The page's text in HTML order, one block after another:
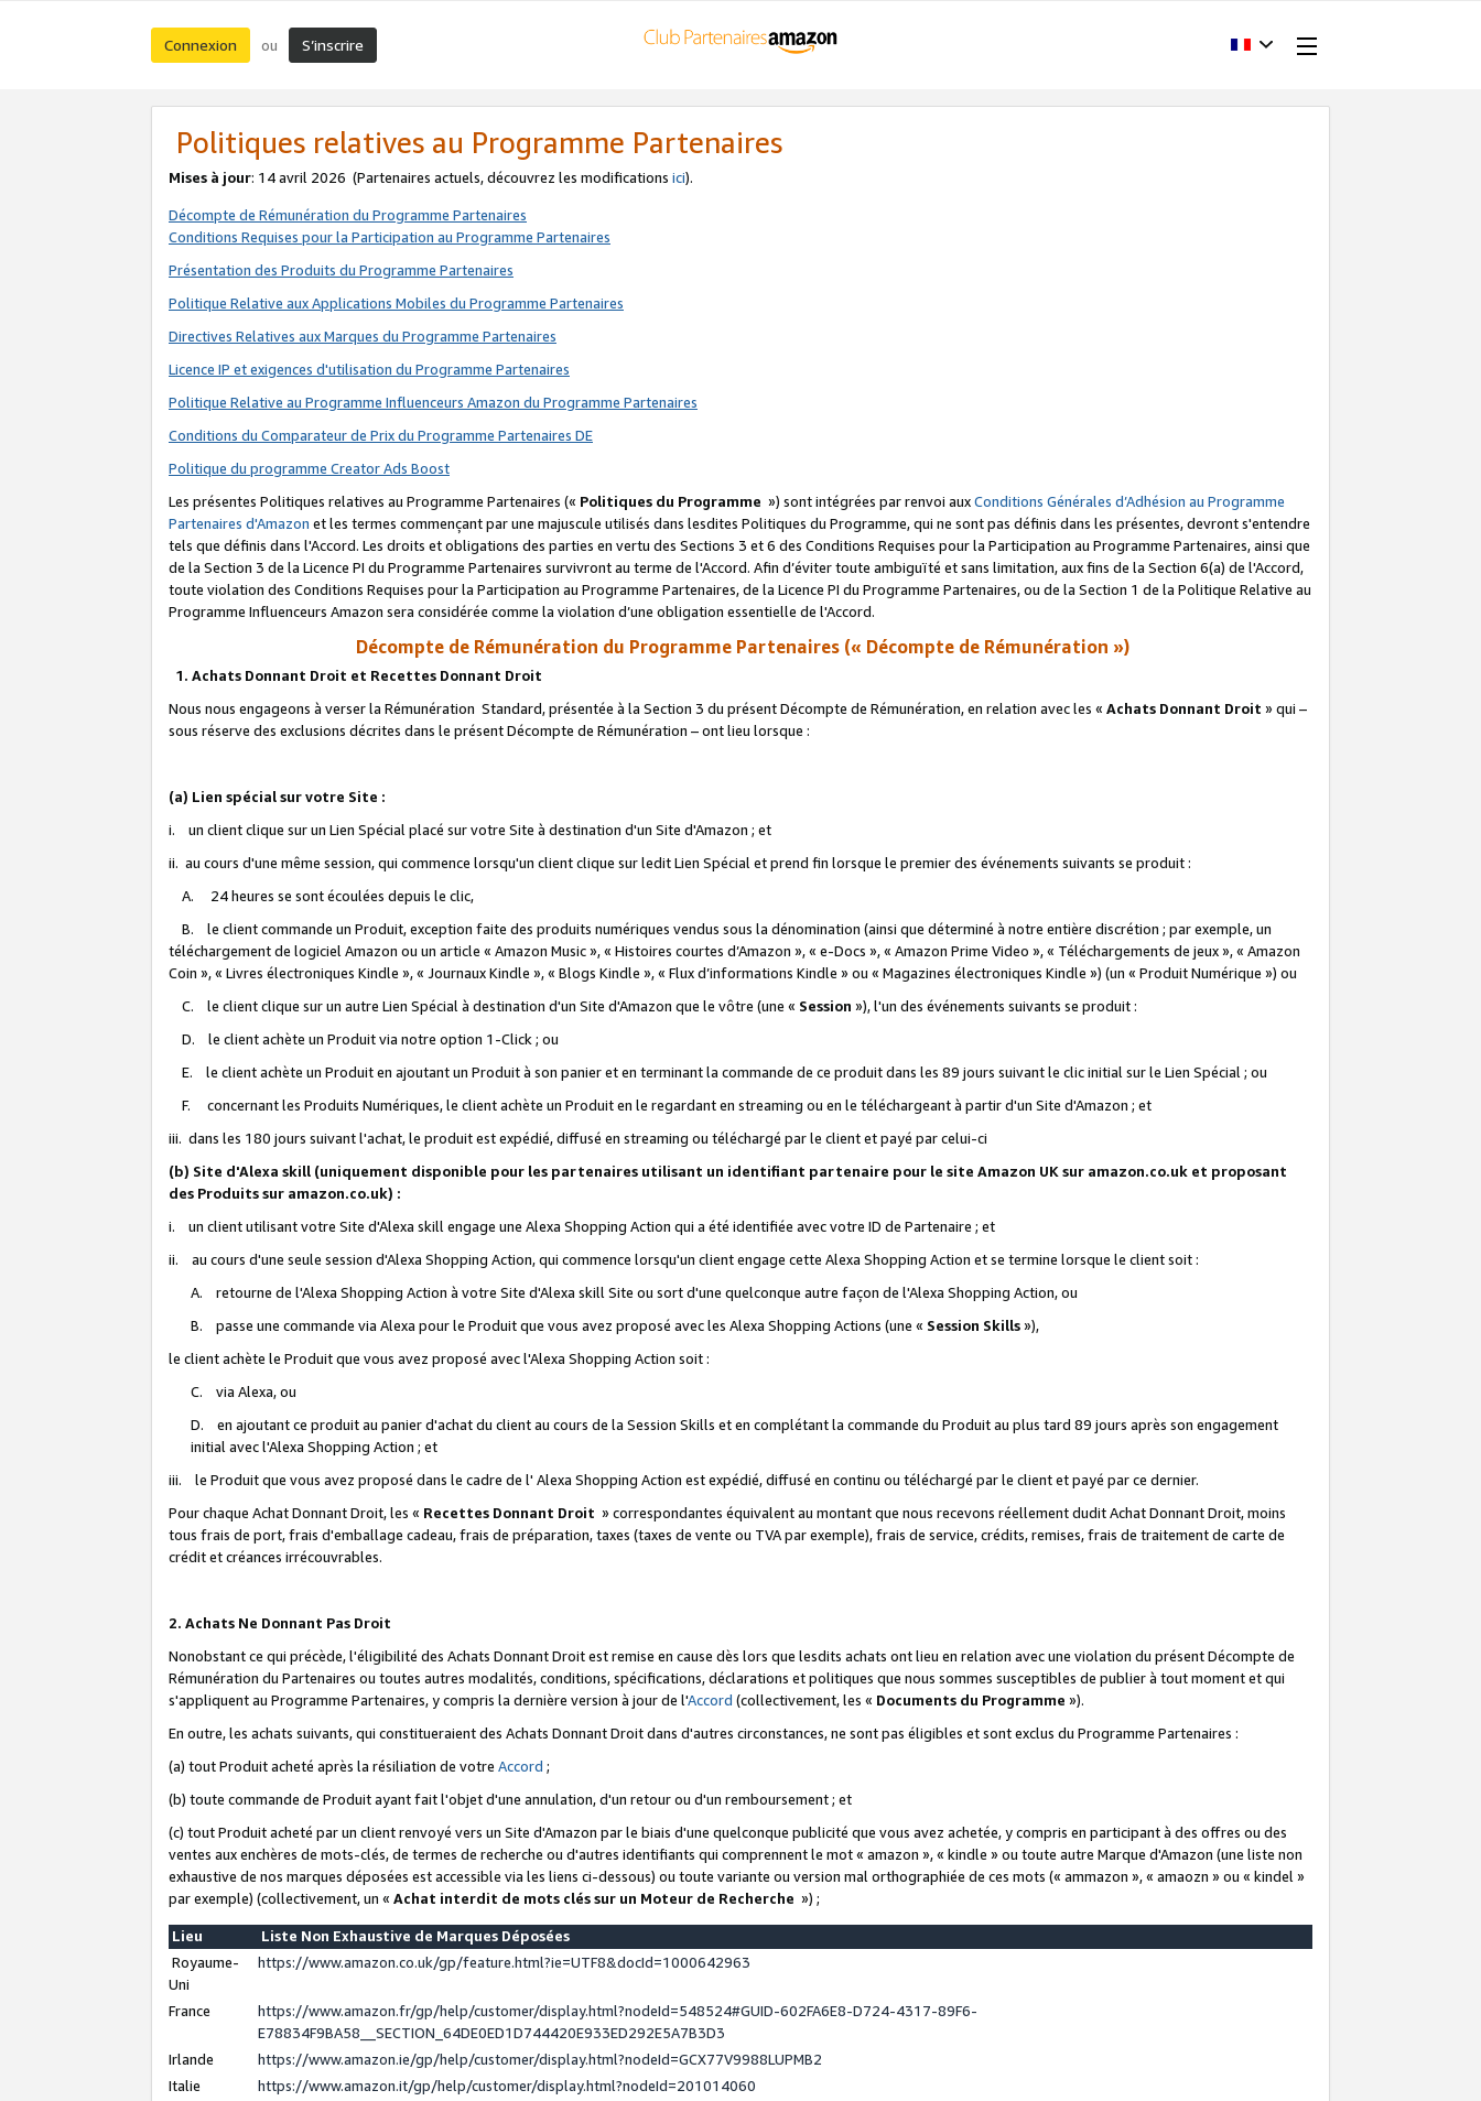
Connexion ou S’inscrire
Politiques relatives au Programme Partenaires
Mises à jour: 14 avril 2026 (Partenaires actuels, découvrez les modifications ici).
Décompte de Rémunération du Programme Partenaires
Conditions Requises pour la Participation au Programme Partenaires
Présentation des Produits du Programme Partenaires
Politique Relative aux Applications Mobiles du Programme Partenaires
Directives Relatives aux Marques du Programme Partenaires
Licence IP et exigences d'utilisation du Programme Partenaires
Politique Relative au Programme Influenceurs Amazon du Programme Partenaires
Conditions du Comparateur de Prix du Programme Partenaires DE
Politique du programme Creator Ads Boost
Les présentes Politiques relatives au Programme Partenaires (« Politiques du Programme ») sont intégrées par renvoi auxConditions Générales d’Adhésion au Programme
Partenaires d'Amazon et les termes commençant par une majuscule utilisés dans lesdites Politiques du Programme, qui ne sont pas définis dans les présentes, devront s'entendre
tels que définis dans l'Accord. Les droits et obligations des parties en vertu des Sections 3 et 6 des Conditions Requises pour la Participation au Programme Partenaires, ainsi que
de la Section 3 de la Licence PI du Programme Partenaires survivront au terme de l'Accord. Afin d’éviter toute ambiguïté et sans limitation, aux fins de la Section 6(a) de l'Accord,
toute violation des Conditions Requises pour la Participation au Programme Partenaires, de la Licence PI du Programme Partenaires, ou de la Section 1 de la Politique Relative au
Programme Influenceurs Amazon sera considérée comme la violation d’une obligation essentielle de l'Accord.
Décompte de Rémunération du Programme Partenaires (« Décompte de Rémunération »)
1. Achats Donnant Droit et Recettes Donnant Droit
Nous nous engageons à verser la Rémunération Standard, présentée à la Section 3 du présent Décompte de Rémunération, en relation avec les « Achats Donnant Droit » qui –
sous réserve des exclusions décrites dans le présent Décompte de Rémunération – ont lieu lorsque :
(a) Lien spécial sur votre Site :
i. un client clique sur un Lien Spécial placé sur votre Site à destination d'un Site d'Amazon ; et
ii. au cours d'une même session, qui commence lorsqu'un client clique sur ledit Lien Spécial et prend fin lorsque le premier des événements suivants se produit :
A. 24 heures se sont écoulées depuis le clic,
B. le client commande un Produit, exception faite des produits numériques vendus sous la dénomination (ainsi que déterminé à notre entière discrétion ; par exemple, un
téléchargement de logiciel Amazon ou un article « Amazon Music », « Histoires courtes d’Amazon », « e-Docs », « Amazon Prime Video », « Téléchargements de jeux », « Amazon
Coin », « Livres électroniques Kindle », « Journaux Kindle », « Blogs Kindle », « Flux d’informations Kindle » ou « Magazines électroniques Kindle ») (un « Produit Numérique ») ou
C. le client clique sur un autre Lien Spécial à destination d'un Site d'Amazon que le vôtre (une « Session »), l'un des événements suivants se produit :
D. le client achète un Produit via notre option 1-Click ; ou
E. le client achète un Produit en ajoutant un Produit à son panier et en terminant la commande de ce produit dans les 89 jours suivant le clic initial sur le Lien Spécial ; ou
F. concernant les Produits Numériques, le client achète un Produit en le regardant en streaming ou en le téléchargeant à partir d'un Site d'Amazon ; et
iii. dans les 180 jours suivant l'achat, le produit est expédié, diffusé en streaming ou téléchargé par le client et payé par celui-ci
(b) Site d'Alexa skill (uniquement disponible pour les partenaires utilisant un identifiant partenaire pour le site Amazon UK sur amazon.co.uk et proposant
des Produits sur amazon.co.uk) :
i. un client utilisant votre Site d'Alexa skill engage une Alexa Shopping Action qui a été identifiée avec votre ID de Partenaire ; et
ii. au cours d'une seule session d'Alexa Shopping Action, qui commence lorsqu'un client engage cette Alexa Shopping Action et se termine lorsque le client soit :
A. retourne de l'Alexa Shopping Action à votre Site d'Alexa skill Site ou sort d'une quelconque autre façon de l'Alexa Shopping Action, ou
B. passe une commande via Alexa pour le Produit que vous avez proposé avec les Alexa Shopping Actions (une « Session Skills»),
le client achète le Produit que vous avez proposé avec l'Alexa Shopping Action soit :
C. via Alexa, ou
D. en ajoutant ce produit au panier d'achat du client au cours de la Session Skills et en complétant la commande du Produit au plus tard 89 jours après son engagement
initial avec l'Alexa Shopping Action ; et
iii. le Produit que vous avez proposé dans le cadre de l' Alexa Shopping Action est expédié, diffusé en continu ou téléchargé par le client et payé par ce dernier.
Pour chaque Achat Donnant Droit, les « Recettes Donnant Droit » correspondantes équivalent au montant que nous recevons réellement dudit Achat Donnant Droit, moins
tous frais de port, frais d'emballage cadeau, frais de préparation, taxes (taxes de vente ou TVA par exemple), frais de service, crédits, remises, frais de traitement de carte de
crédit et créances irrécouvrables.
2. Achats Ne Donnant Pas Droit
Nonobstant ce qui précède, l'éligibilité des Achats Donnant Droit est remise en cause dès lors que lesdits achats ont lieu en relation avec une violation du présent Décompte de
Rémunération du Partenaires ou toutes autres modalités, conditions, spécifications, déclarations et politiques que nous sommes susceptibles de publier à tout moment et qui
s'appliquent au Programme Partenaires, y compris la dernière version à jour de l'Accord (collectivement, les « Documents du Programme »).
En outre, les achats suivants, qui constitueraient des Achats Donnant Droit dans d'autres circonstances, ne sont pas éligibles et sont exclus du Programme Partenaires :
(a) tout Produit acheté après la résiliation de votre Accord ;
(b) toute commande de Produit ayant fait l'objet d'une annulation, d'un retour ou d'un remboursement ; et
(c) tout Produit acheté par un client renvoyé vers un Site d'Amazon par le biais d'une quelconque publicité que vous avez achetée, y compris en participant à des offres ou des
ventes aux enchères de mots-clés, de termes de recherche ou d'autres identifiants qui comprennent le mot « amazon », « kindle » ou toute autre Marque d'Amazon (une liste non
exhaustive de nos marques déposées est accessible via les liens ci-dessous) ou toute variante ou version mal orthographiée de ces mots (« ammazon », « amaozn » ou « kindel »
par exemple) (collectivement, un « Achat interdit de mots clés sur un Moteur de Recherche ») ;
Lieu
Liste Non Exhaustive de Marques Déposées
Royaume-
Uni
https://www.amazon.co.uk/gp/feature.html?ie=UTF8&docId=1000642963
France
https://www.amazon.fr/gp/help/customer/display.html?nodeId=548524#GUID-602FA6E8-D724-4317-89F6-
E78834F9BA58__SECTION_64DE0ED1D744420E933ED292E5A7B3D3
Irlande
https://www.amazon.ie/gp/help/customer/display.html?nodeId=GCX77V9988LUPMB2
Italie
https://www.amazon.it/gp/help/customer/display.html?nodeId=201014060